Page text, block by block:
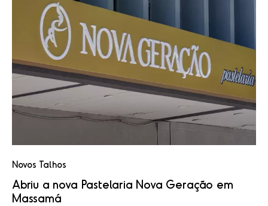
Novos Talhos
Abriu a nova Pastelaria Nova Geração em
Massamá